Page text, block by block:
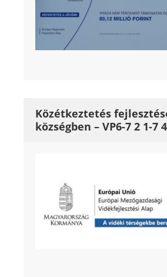
Közétkeztetés
községben – VP6-7 2 1-7